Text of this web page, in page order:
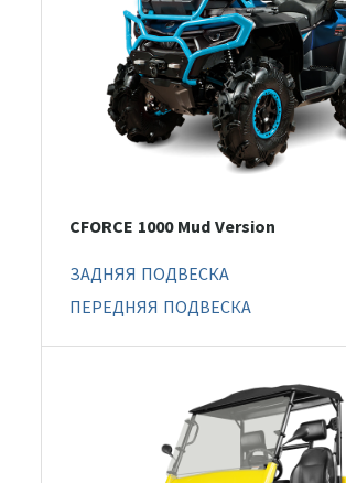
CFORCE 1000 Mud Version
ЗАДНЯЯ ПОДВЕСКА
ПЕРЕДНЯЯ ПОДВЕСКА